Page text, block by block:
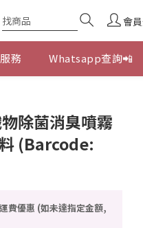
會
務 Whatsapp查詢📲
除菌消臭噴霧
(Barcode:
費優惠 (如未達指定金額,